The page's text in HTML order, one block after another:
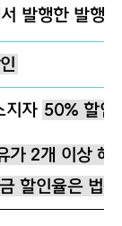
발행한 발행
지자 50% 할인
가 2개 이상 해
할인율은 법